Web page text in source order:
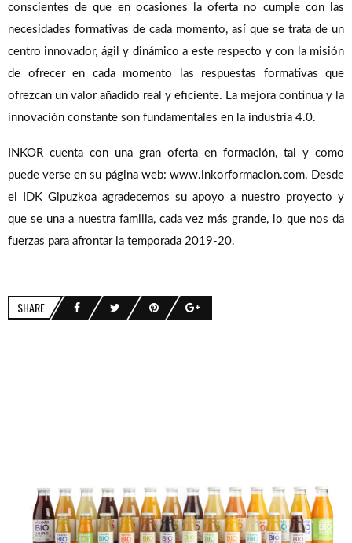
conscientes de que en ocasiones la oferta no cumple con las
necesidades formativas de cada momento, así que se trata de un
centro innovador, ágil y dinámico a este respecto y con la misión
de ofrecer en cada momento las respuestas formativas que
ofrezcan un valor añadido real y eficiente. La mejora continua y la
innovación constante son fundamentales en la industria 4.0.
INKOR cuenta con una gran oferta en formación, tal y como
puede verse en su página web: www.inkorformacion.com. Desde
el IDK Gipuzkoa agradecemos su apoyo a nuestro proyecto y
que se una a nuestra familia, cada vez más grande, lo que nos da
fuerzas para afrontar la temporada 2019-20.
SHARE